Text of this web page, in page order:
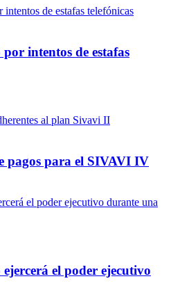
intentos de estafas
pagos para el SIVAVI IV
el poder ejecutivo